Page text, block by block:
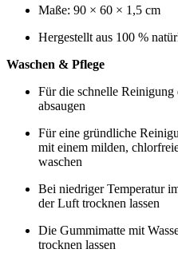
Maße: 90 × 60 × 1,5 cm
Hergestellt aus 100 %
Waschen & Pflege
Für die schnelle Reinigung
absaugen
Für eine gründliche
mit einem milden,
waschen
Bei niedriger Temperatur
der Luft trocknen lassen
Die Gummimatte mit
trocknen lassen